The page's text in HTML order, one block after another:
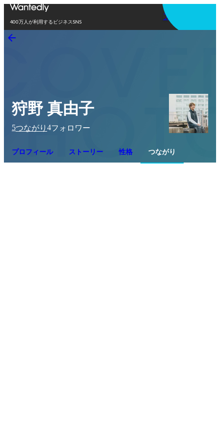
400万人が利用するビジネスSNS
アプリを使う
狩野 真由子
5つながり 4フォロワー
プロフィール ストーリー 性格 つながり